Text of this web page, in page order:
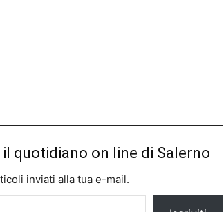
quotidiano on line di Salerno
inviati alla tua e-mail.